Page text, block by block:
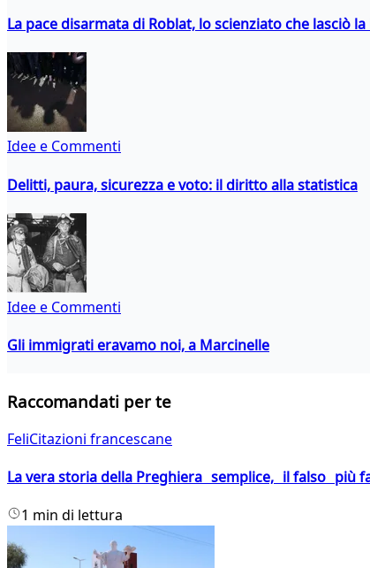
La pace disarmata di Roblat, lo scienziato che lasciò
Idee e Commenti
Delitti, paura, sicurezza e voto: il diritto alla statistica
Idee e Commenti
Gli immigrati eravamo noi, a Marcinelle
Raccomandati per te
FeliCitazioni francescane
La vera storia della Preghiera semplice, il falso più
1 min di lettura